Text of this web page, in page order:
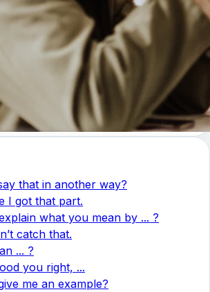
that in another way?
I got that part.
what you mean by ... ?
catch that.
... ?
you right, ...
me an example?